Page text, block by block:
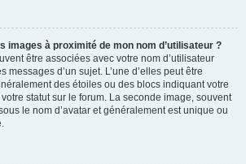
images à proximité de mon nom d’utilisateur ?
être associées avec votre nom d’utilisateur
messages d’un sujet. L’une d’elles peut être
des étoiles ou des blocs indiquant votre
statut sur le forum. La seconde image, souvent
le nom d’avatar et généralement est unique ou